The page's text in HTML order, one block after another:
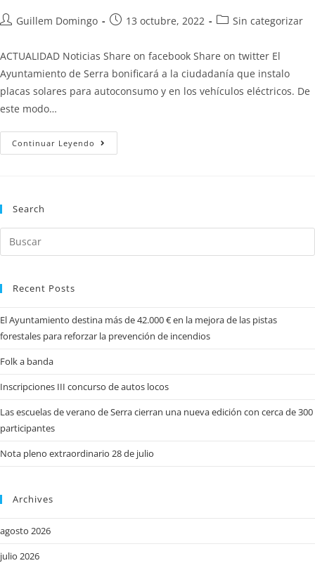
Guillem Domingo 13 octubre, 2022 Sin categorizar
ACTUALIDAD Noticias Share on facebook Share on twitter El
Ayuntamiento de Serra bonificará a la ciudadanía que instalo
placas solares para autoconsumo y en los vehículos eléctricos. De
este modo…
Continuar Leyendo
Search
Recent Posts
El Ayuntamiento destina más de 42.000 € en la mejora de las pistas
forestales para reforzar la prevención de incendios
Folk a banda
Inscripciones III concurso de autos locos
Las escuelas de verano de Serra cierran una nueva edición con cerca de 300
participantes
Nota pleno extraordinario 28 de julio
Archives
agosto 2026
julio 2026